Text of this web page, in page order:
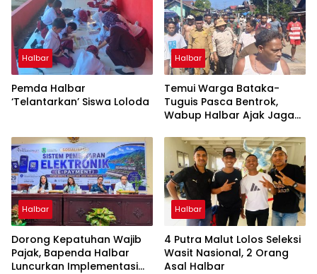
Halbar
Pemda Halbar
‘Telantarkan’ Siswa Loloda
Halbar
Temui Warga Bataka-
Tuguis Pasca Bentrok,
Wabup Halbar Ajak Jaga
Halbar
Dorong Kepatuhan Wajib
Pajak, Bapenda Halbar
Luncurkan Implementasi
Halbar
4 Putra Malut Lolos Seleksi
Wasit Nasional, 2 Orang
Asal Halbar